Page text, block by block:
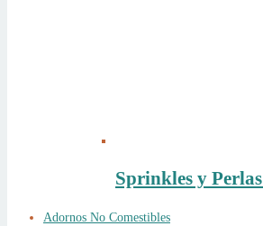
Sprinkles y Perlas
Adornos No Comestibles